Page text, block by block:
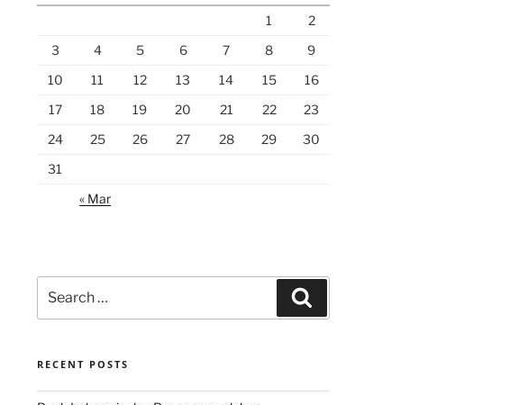
1
2
3
4 5 6 7 8
9
10
11 12 13 14 15
16
17
18 19 20 21 22
23
24
25 26 27 28 29
30
31
« Mar
for:
RECENT POSTS